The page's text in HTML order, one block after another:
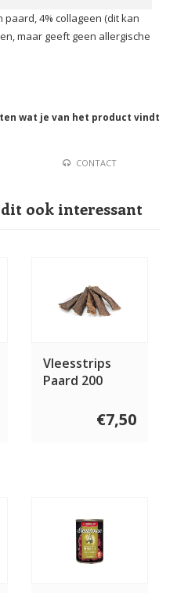
paard, 4% collageen (dit kan
maar geeft geen allergische
wat je van het product vindt
CONTACT
ook interessant
Vleesstrips
Paard 200
€7,50